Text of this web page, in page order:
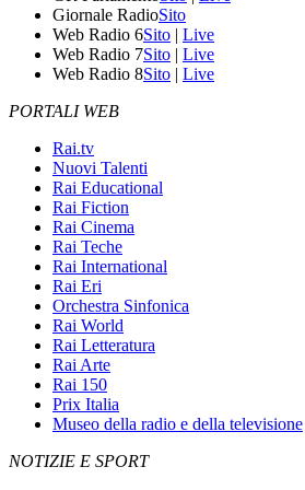
Giornale RadioSito
Web Radio 6Sito | Live
Web Radio 7Sito | Live
Web Radio 8Sito | Live
PORTALI WEB
Rai.tv
Nuovi Talenti
Rai Educational
Rai Fiction
Rai Cinema
Rai Teche
Rai International
Rai Eri
Orchestra Sinfonica
Rai World
Rai Letteratura
Rai Arte
Rai 150
Prix Italia
Museo della radio e della televisione
NOTIZIE E SPORT